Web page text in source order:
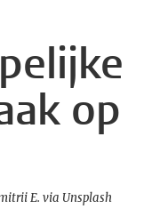
op
E. via Unsplash